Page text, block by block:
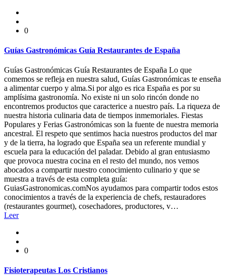
0
Guías Gastronómicas Guía Restaurantes de España
Guías Gastronómicas Guía Restaurantes de España Lo que
comemos se refleja en nuestra salud, Guías Gastronómicas te enseña
a alimentar cuerpo y alma.Si por algo es rica España es por su
amplísima gastronomía. No existe ni un solo rincón donde no
encontremos productos que caracterice a nuestro país. La riqueza de
nuestra historia culinaria data de tiempos inmemoriales. Fiestas
Populares y Ferias Gastronómicas son la fuente de nuestra memoria
ancestral. El respeto que sentimos hacia nuestros productos del mar
y de la tierra, ha logrado que España sea un referente mundial y
escuela para la educación del paladar. Debido al gran entusiasmo
que provoca nuestra cocina en el resto del mundo, nos vemos
abocados a compartir nuestro conocimiento culinario y que se
muestra a través de esta completa guía:
GuiasGastronomicas.comNos ayudamos para compartir todos estos
conocimientos a través de la experiencia de chefs, restauradores
(restaurantes gourmet), cosechadores, productores, v…
Leer
0
Fisioterapeutas Los Cristianos